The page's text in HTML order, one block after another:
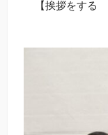
【挨拶をす